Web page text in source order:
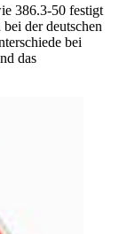
386.3-50 festigt
der deutschen
bei
das